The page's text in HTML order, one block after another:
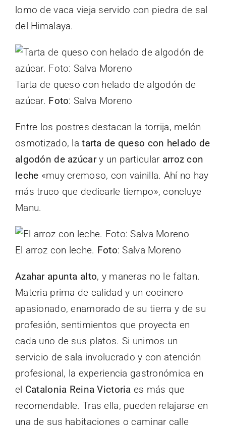
lomo de vaca vieja servido con piedra de sal
del Himalaya.
Tarta de queso con helado de algodón de
azúcar. Foto: Salva Moreno
Entre los postres destacan la torrija, melón
osmotizado, la tarta de queso con helado de
algodón de azúcary un particular arroz con
leche «muy cremoso, con vainilla. Ahí no hay
más truco que dedicarle tiempo», concluye
Manu.
El arroz con leche. Foto: Salva Moreno
Azahar apunta alto, y maneras no le faltan.
Materia prima de calidad y un cocinero
apasionado, enamorado de su tierra y de su
profesión, sentimientos que proyecta en
cada uno de sus platos. Si unimos un
servicio de sala involucrado y con atención
profesional, la experiencia gastronómica en
el Catalonia Reina Victoria es más que
recomendable. Tras ella, pueden relajarse en
una de sus habitaciones o caminar calle